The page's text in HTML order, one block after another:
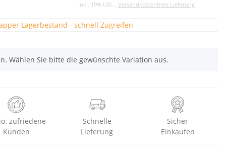
inkl. 19% USt. , Versandkostenfreie Lieferung
Lagerbestand - schnell Zugreifen
Wählen Sie bitte die gewünschte Variation aus.
zufriedene
Kunden
Schnelle
Lieferung
Sicher
Einkaufen